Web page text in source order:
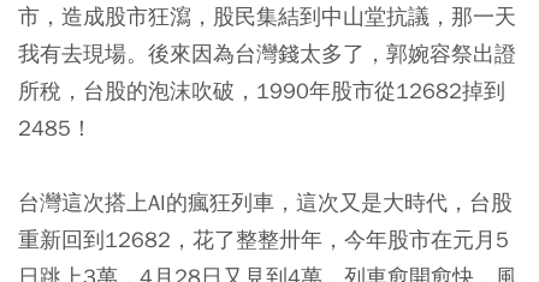
市，造成股市狂瀉，股民集結到中山堂抗議，那一天
我有去現場。後來因為台灣錢太多了，郭婉容祭出證
所稅，台股的泡沫吹破，1990年股市從12682掉到
2485！
台灣這次搭上AI的瘋狂列車，這次又是大時代，台股
重新回到12682，花了整整卅年，今年股市在元月5
日跳上3萬，4月28日又見到4萬，列車愈開愈快，風